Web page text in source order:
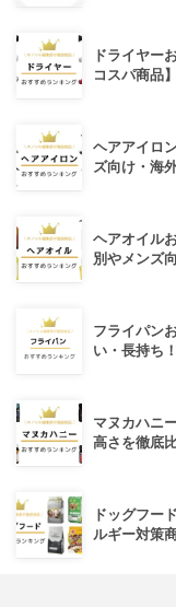
ドライヤー
コスパ商品】
ヘアアイロ
ズ向け・海
ヘアオイル
別やメンズ
フライパン
い・長持ち
マヌカハニ
高さを徹底
ドッグフー
ルギー対策